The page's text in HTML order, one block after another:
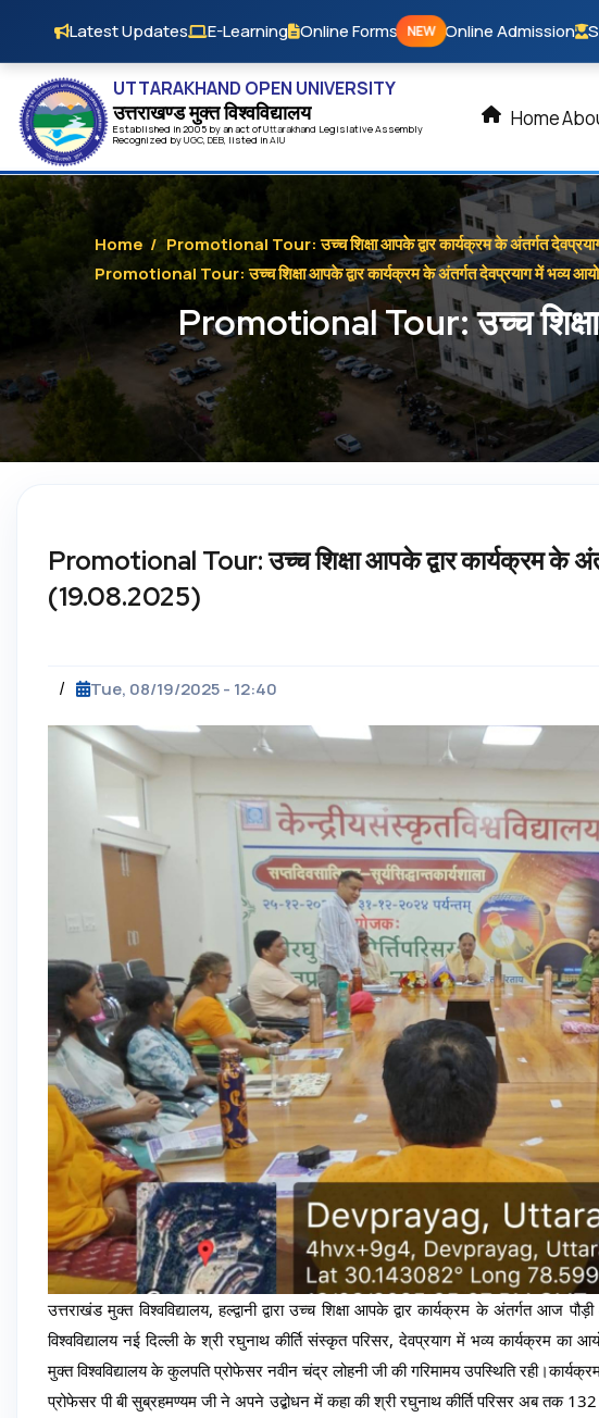
Latest Updates E-Learning Online Forms NEW Online Admission
UTTARAKHAND OPEN UNIVERSITY
उत्तराखण्ड मुक्त विश्‍वविद्यालय
Established in 2005 by an act ofUttarakhand Legislative Assembly
Recognized byUGC, DEB, listed inAIU
Home
Home/ Promotional Tour: उच्च शिक्षा आपके द्वार कार्यक्रम के अंतर्गत
Promotional Tour: उच्च शिक्षा आपके द्वार कार्यक्रम के अंतर्गत देवप्रयाग में भव्य
Promotional Tour: उच्च
Promotional Tour: उच्च शिक्षा आपके द्वार कार्यक्रम के
(19.08.2025)
/ Tue, 08/19/2025 - 12:40
उत्तराखंड मुक्त विश्वविद्यालय, हल्द्वानी द्वारा उच्च शिक्षा आपके द्वार कार्यक्रम के अंतर्गत आज
विश्वविद्यालय नई दिल्ली के श्री रघुनाथ कीर्ति संस्कृत परिसर, देवप्रयाग में भव्य कार्यक्रम
मुक्त विश्वविद्यालय के कुलपति प्रोफेसर नवीन चंद्र लोहनी जी की गरिमामय उपस्थिति
प्रोफेसर पी बी सुब्रहमण्यम जी ने अपने उद्बोधन में कहा की श्री रघुनाथ कीर्ति परिसर अब तक